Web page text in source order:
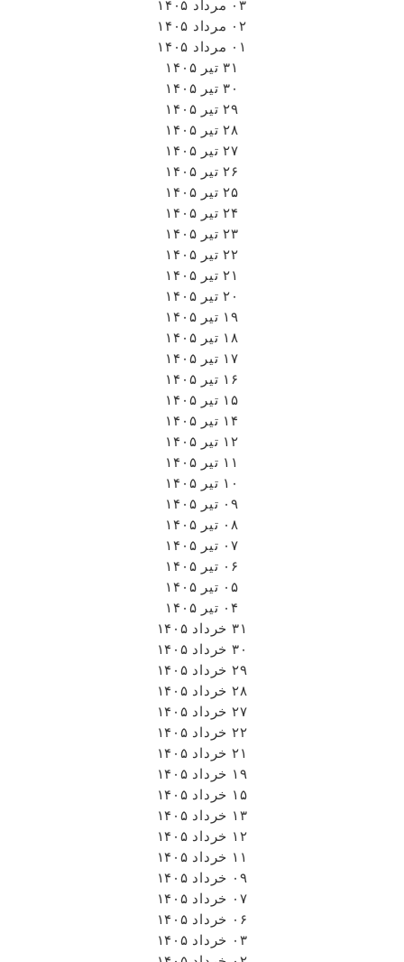
۲۷ تیر ۱۴۰۵
۲۶ تیر ۱۴۰۵
۲۵ تیر ۱۴۰۵
۲۴ تیر ۱۴۰۵
۲۳ تیر ۱۴۰۵
۲۲ تیر ۱۴۰۵
۲۱ تیر ۱۴۰۵
۲۰ تیر ۱۴۰۵
۱۹ تیر ۱۴۰۵
۱۸ تیر ۱۴۰۵
۱۷ تیر ۱۴۰۵
۱۶ تیر ۱۴۰۵
۱۵ تیر ۱۴۰۵
۱۴ تیر ۱۴۰۵
۱۲ تیر ۱۴۰۵
۱۱ تیر ۱۴۰۵
۱۰ تیر ۱۴۰۵
۰۹ تیر ۱۴۰۵
۰۸ تیر ۱۴۰۵
۰۷ تیر ۱۴۰۵
۰۶ تیر ۱۴۰۵
۰۵ تیر ۱۴۰۵
۰۴ تیر ۱۴۰۵
۳۱ خرداد ۱۴۰۵
۳۰ خرداد ۱۴۰۵
۲۹ خرداد ۱۴۰۵
۲۸ خرداد ۱۴۰۵
۲۷ خرداد ۱۴۰۵
۲۲ خرداد ۱۴۰۵
۲۱ خرداد ۱۴۰۵
۱۹ خرداد ۱۴۰۵
۱۵ خرداد ۱۴۰۵
۱۳ خرداد ۱۴۰۵
۱۲ خرداد ۱۴۰۵
۱۱ خرداد ۱۴۰۵
۰۹ خرداد ۱۴۰۵
۰۷ خرداد ۱۴۰۵
۰۶ خرداد ۱۴۰۵
۰۳ خرداد ۱۴۰۵
۰۲ خرداد ۱۴۰۵
۳۱ اردیبهشت ۱۴۰۵
۲۹ اردیبهشت ۱۴۰۵
۲۷ اردیبهشت ۱۴۰۵
۲۶ اردیبهشت ۱۴۰۵